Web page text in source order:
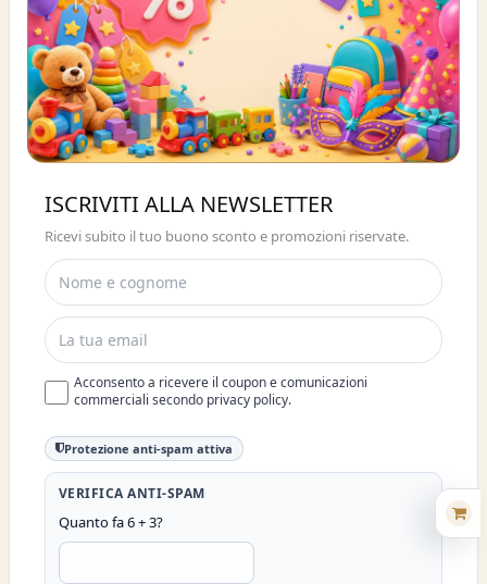
ISCRIVITI E OTTIENI SUBITO UNO
SCONTO DEL 10%
ISCRIVITI ALLA NEWSLETTER
Ricevi subito il tuo buono sconto e promozioni riservate.
Acconsento a ricevere il coupon e comunicazioni
commerciali secondo privacy policy.
Protezione anti-spam attiva
VERIFICA ANTI-SPAM
Quanto fa 6 + 3?